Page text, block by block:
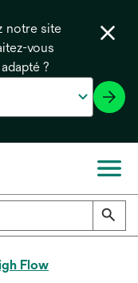
notre site
vous
?
Flow